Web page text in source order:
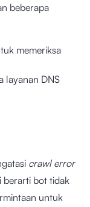
beberapa
memeriksa
layanan DNS
crawl error
berarti bot tidak
untuk